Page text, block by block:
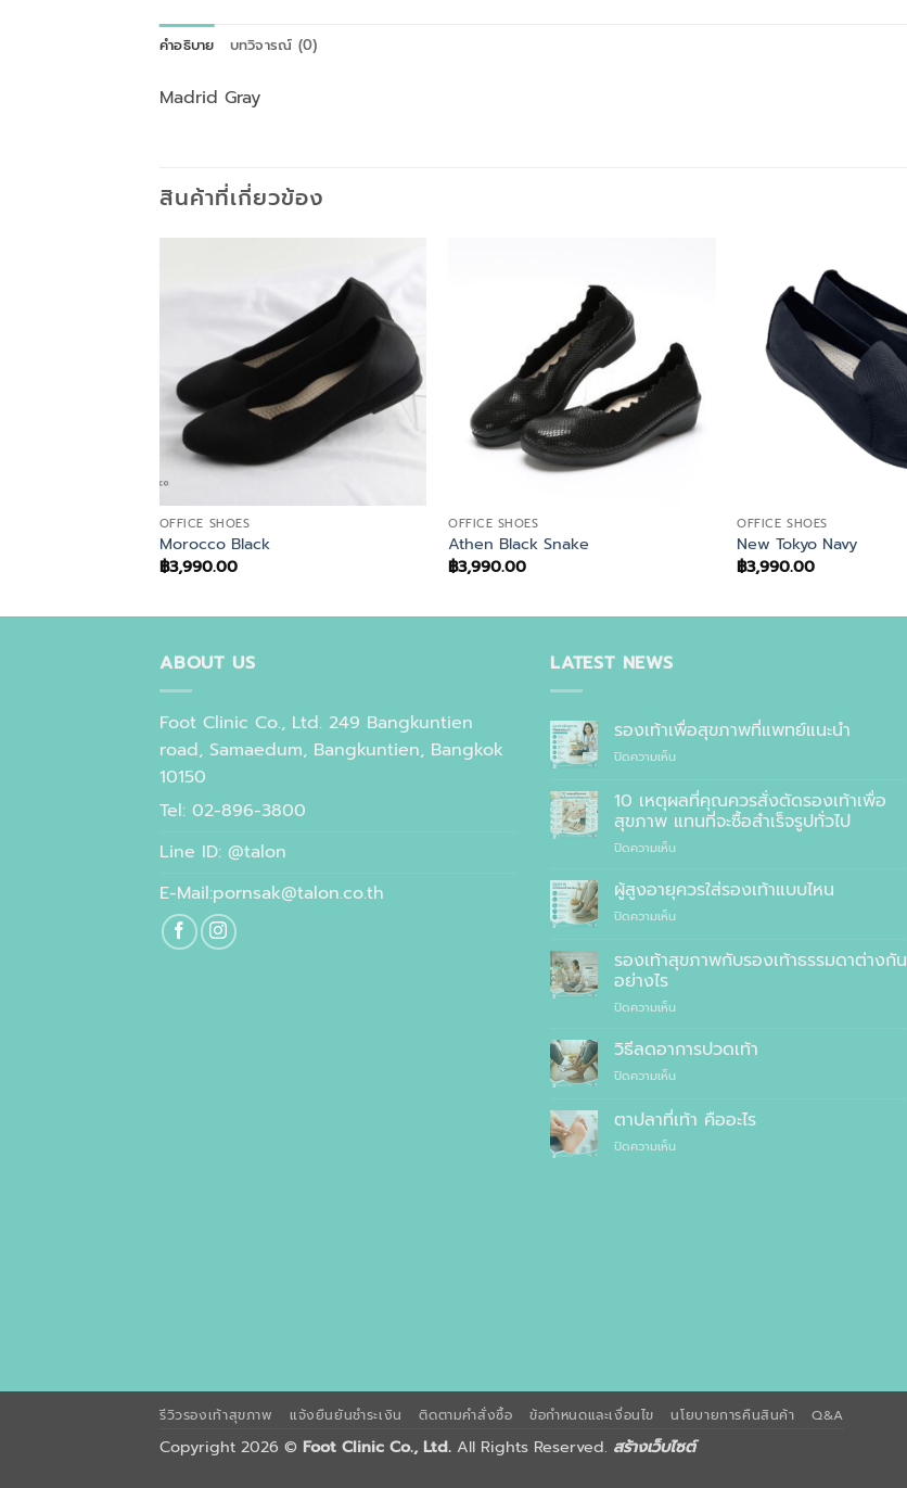
คำอธิบาย บทวิจารณ์ (0)
Madrid Gray
สินค้าที่เกี่ยวข้อง
OFFICE SHOES
Morocco Black
฿3,990.00
OFFICE SHOES
Athen Black Snake
฿3,990.00
OFFICE SHOES
New Tokyo Navy
฿3,990.00
ABOUT US
Foot Clinic Co., Ltd. 249 Bangkuntien
road, Samaedum, Bangkuntien, Bangkok
10150
Tel: 02-896-3800
Line ID: @talon
E-Mail:pornsak@talon.co.th
LATEST NEWS
รองเท้าเพื่อสุขภาพที่แพทย์แนะนำ
ปิดความเห็นบน
เพื่อ
สุขภาพ
ที่
แพทย์
10 เหตุผลที่คุณควรสั่งตัดรองเท้าเพื่อ
สุขภาพ แทนที่จะซื้อสำเร็จรูปทั่วไป
ปิดความเห็นบน
เหตุผล
คุณ
สั่ง
ตัด
เพื่อ
แทนที่
ทั่วไป
ผู้สูงอายุควรใส่รองเท้าแบบไหน
ปิดความเห็นบน
สูง
อายุ
ใส่
แบบ
รองเท้าสุขภาพกับรองเท้าธรรมดาต่างกัน
อย่างไร
ปิดความเห็นบน
สุขภาพ
รองเท้า
ต่าง
อย่างไร
วิธีลดอาการปวดเท้า
ปิดความเห็นบน
ลด
อาการ
ปวด
ตาปลาที่เท้า คืออะไร
ปิดความเห็นบน
รีวิวรองเท้าสุขภาพ แจ้งยืนยันชำระเงิน ติดตามคำสั่งซื้อ ข้อกำหนดและเงื่อนไข นโยบายการคืนสินค้า Q&A
Copyright 2026 © Foot Clinic Co., Ltd. All Rights Reserved. สร้างเว็บไซต์